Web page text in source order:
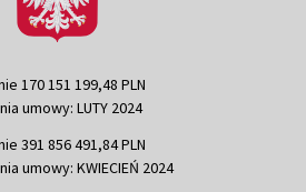
170 151 199,48 PLN
umowy: LUTY 2024
391 856 491,84 PLN
umowy: KWIECIEŃ 2024